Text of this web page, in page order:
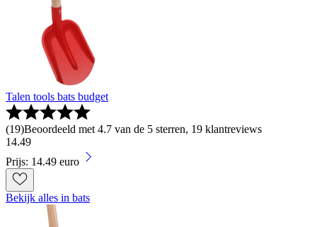
Talen tools bats budget
(19)Beoordeeld met 4.7 van de 5 sterren, 19 klantreviews
14.49
Prijs: 14.49 euro
Bekijk alles in bats